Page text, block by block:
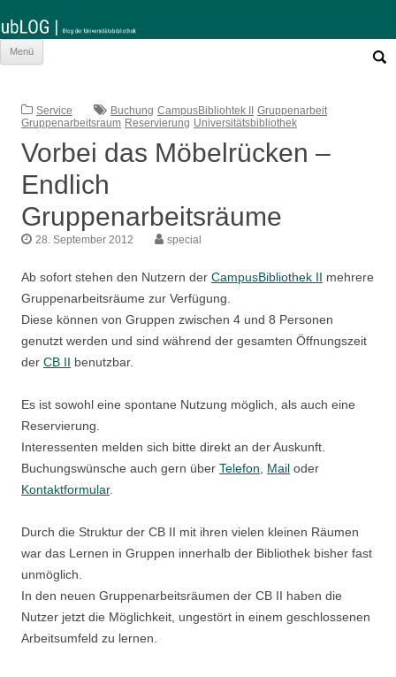
Menü
nach:
Service Buchung CampusBibliohtek II
Gruppenarbeit
Gruppenarbeitsraum Reservierung Universitätsbibliothek
Vorbei das Möbelrücken –
Endlich
Gruppenarbeitsräume
28. September 2012 special
Ab sofort stehen den Nutzern der CampusBibliothek II mehrere
Gruppenarbeitsräume zur Verfügung.
Diese können von Gruppen zwischen 4 und 8 Personen
genutzt werden und sind während der gesamten Öffnungszeit
der CB II benutzbar.
Es ist sowohl eine spontane Nutzung möglich, als auch eine
Reservierung.
Interessenten melden sich bitte direkt an der Auskunft.
Buchungswünsche auch gern über Telefon, Mail oder
Kontaktformular.
Durch die Struktur der CB II mit ihren vielen kleinen Räumen
war das Lernen in Gruppen innerhalb der Bibliothek bisher fast
unmöglich.
In den neuen Gruppenarbeitsräumen der CB II haben die
Nutzer jetzt die Möglichkeit, ungestört in einem geschlossenen
Arbeitsumfeld zu lernen.